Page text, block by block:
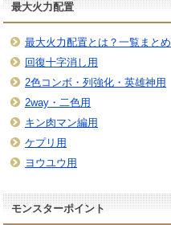
最大火力配置
最大火力配置とは？一覧まとめ
回復十字消し用
2色コンボ・列強化・英雄神用
2way・二色用
キン肉マン編用
ケプリ用
ヨウユウ用
モンスターポイント